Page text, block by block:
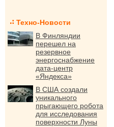
Техно-Новости
В Финляндии
перешел на
резервное
энергоснабжение
дата-центр
«Яндекса»
В США создали
уникального
прыгающего робота
для исследования
поверхности Луны